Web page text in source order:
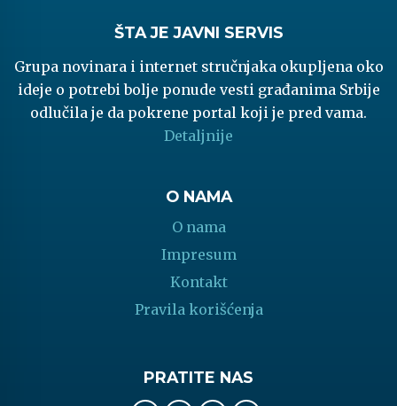
ŠTA JE JAVNI SERVIS
Grupa novinara i internet stručnjaka okupljena oko
ideje o potrebi bolje ponude vesti građanima Srbije
odlučila je da pokrene portal koji je pred vama.
Detaljnije
O NAMA
O nama
Impresum
Kontakt
Pravila korišćenja
PRATITE NAS